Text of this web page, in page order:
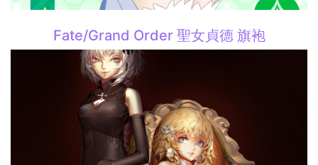
Fate/Grand Order 聖女貞德 旗袍